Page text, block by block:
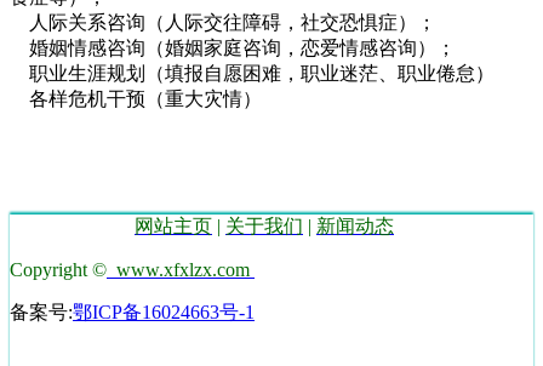
人际关系咨询（人际交往障碍，社交恐惧症）；
婚姻情感咨询（婚姻家庭咨询，恋爱情感咨询）；
职业生涯规划（填报自愿困难，职业迷茫、职业倦怠）
各样危机干预（重大灾情）
网站主页 | 关于我们 | 新闻动态
Copyright © www.xfxlzx.com
备案号:鄂ICP备16024663号-1